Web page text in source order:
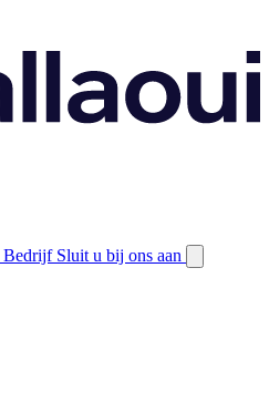
Bedrijf Sluit u bij ons aan